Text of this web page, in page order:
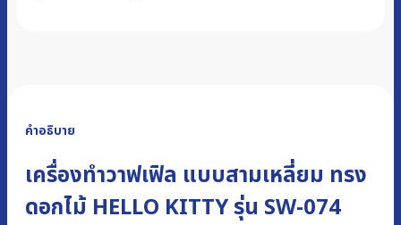
คำอธิบาย
เครื่องทำวาฟเฟิล แบบสามเหลี่ยม ทรง
ดอกไม้ HELLO KITTY รุ่น SW-074